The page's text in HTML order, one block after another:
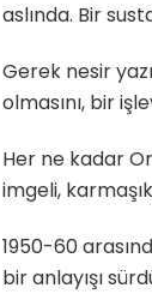
aslında. Bir
Gerek nesir
olmasını, bir
Her ne kadar
imgeli,
1950-60
bir anlayışı